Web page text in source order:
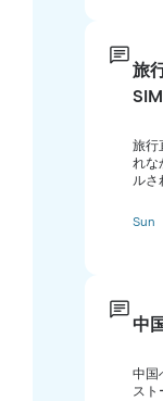
旅
旅行
れな
ルさ
Sun
中
中国
スト